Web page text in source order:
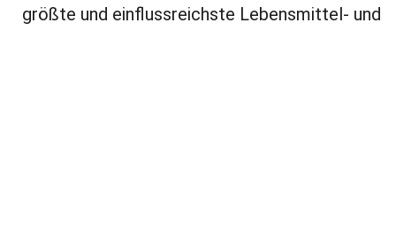
größte und einflussreichste Lebensmittel- und